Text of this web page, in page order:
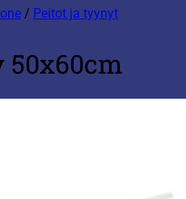
/ Peitot ja tyynyt